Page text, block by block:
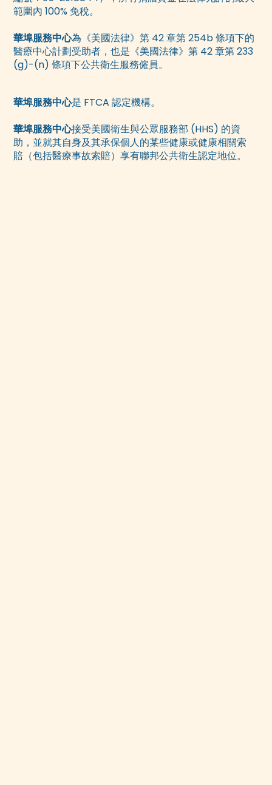
範圍內 100% 免稅。
華埠服務中心為《美國法律》第 42 章第 254b 條項下的
醫療中心計劃受助者，也是《美國法律》第 42 章第 233
(g)-(n) 條項下公共衛生服務僱員。
華埠服務中心是 FTCA 認定機構。
華埠服務中心接受美國衛生與公眾服務部 (HHS) 的資
助，並就其自身及其承保個人的某些健康或健康相關索
賠（包括醫療事故索賠）享有聯邦公共衛生認定地位。